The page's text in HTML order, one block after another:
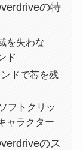
の特
を失わな
ド
ドで芯を残
フトクリッ
ャラクター
のス